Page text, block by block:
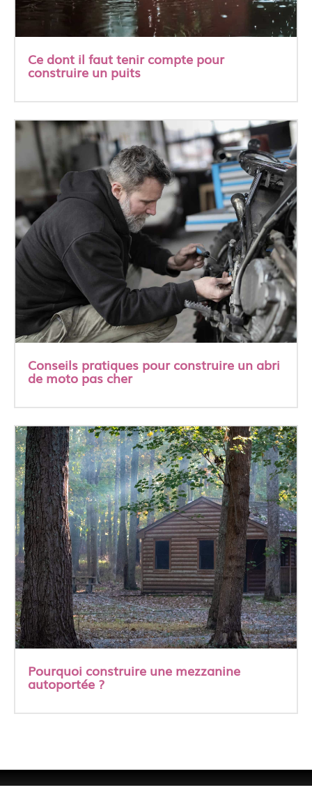
Ce dont il faut tenir compte pour
construire un puits
Conseils pratiques pour construire un abri
de moto pas cher
Pourquoi construire une mezzanine
autoportée ?